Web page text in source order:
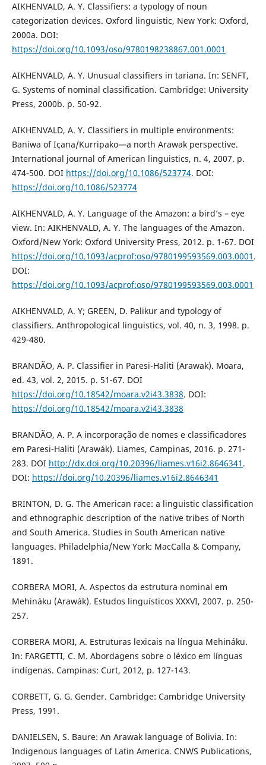
AIKHENVALD, A. Y. Classifiers: a typology of noun
categorization devices. Oxford linguistic, New York: Oxford,
2000a. DOI:
https://doi.org/10.1093/oso/9780198238867.001.0001
AIKHENVALD, A. Y. Unusual classifiers in tariana. In: SENFT,
G. Systems of nominal classification. Cambridge: University
Press, 2000b. p. 50-92.
AIKHENVALD, A. Y. Classifiers in multiple environments:
Baniwa of Içana/Kurripako—a north Arawak perspective.
International journal of American linguistics, n. 4, 2007. p.
474-500. DOI https://doi.org/10.1086/523774. DOI:
https://doi.org/10.1086/523774
AIKHENVALD, A. Y. Language of the Amazon: a bird’s – eye
view. In: AIKHENVALD, A. Y. The languages of the Amazon.
Oxford/New York: Oxford University Press, 2012. p. 1-67. DOI
https://doi.org/10.1093/acprof:oso/9780199593569.003.0001 .
DOI:
https://doi.org/10.1093/acprof:oso/9780199593569.003.0001
AIKHENVALD, A. Y; GREEN, D. Palikur and typology of
classifiers. Anthropological linguistics, vol. 40, n. 3, 1998. p.
429-480.
BRANDÃO, A. P. Classifier in Paresi-Haliti (Arawak). Moara,
ed. 43, vol. 2, 2015. p. 51-67. DOI
https://doi.org/10.18542/moara.v2i43.3838. DOI:
https://doi.org/10.18542/moara.v2i43.3838
BRANDÃO, A. P. A incorporação de nomes e classificadores
em Paresi-Haliti (Arawák). Liames, Campinas, 2016. p. 271-
283. DOI http://dx.doi.org/10.20396/liames.v16i2.8646341 .
DOI: https://doi.org/10.20396/liames.v16i2.8646341
BRINTON, D. G. The American race: a linguistic classification
and ethnographic description of the native tribes of North
and South America. Studies in South American native
languages. Philadelphia/New York: MacCalla & Company,
1891.
CORBERA MORI, A. Aspectos da estrutura nominal em
Mehináku (Arawák). Estudos linguísticos XXXVI, 2007. p. 250-
257.
CORBERA MORI, A. Estruturas lexicais na língua Mehináku.
In: FARGETTI, C. M. Abordagens sobre o léxico em línguas
indígenas. Campinas: Curt, 2012, p. 127-143.
CORBETT, G. G. Gender. Cambridge: Cambridge University
Press, 1991.
DANIELSEN, S. Baure: An Arawak language of Bolivia. In:
Indigenous languages of Latin America. CNWS Publications,